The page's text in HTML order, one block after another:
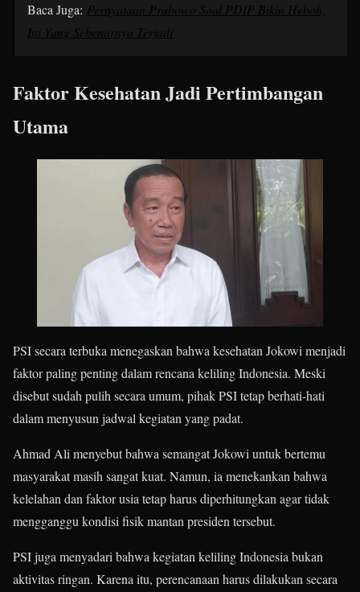
Baca Juga: Pernyataan Prabowo Soal PDIP Bikin Heboh,
Ini Yang Sebenarnya Terjadi
Faktor Kesehatan Jadi Pertimbangan
Utama
PSI secara terbuka menegaskan bahwa kesehatan Jokowi menjadi
faktor paling penting dalam rencana keliling Indonesia. Meski
disebut sudah pulih secara umum, pihak PSI tetap berhati-hati
dalam menyusun jadwal kegiatan yang padat.
Ahmad Ali menyebut bahwa semangat Jokowi untuk bertemu
masyarakat masih sangat kuat. Namun, ia menekankan bahwa
kelelahan dan faktor usia tetap harus diperhitungkan agar tidak
mengganggu kondisi fisik mantan presiden tersebut.
PSI juga menyadari bahwa kegiatan keliling Indonesia bukan
aktivitas ringan. Karena itu, perencanaan harus dilakukan secara